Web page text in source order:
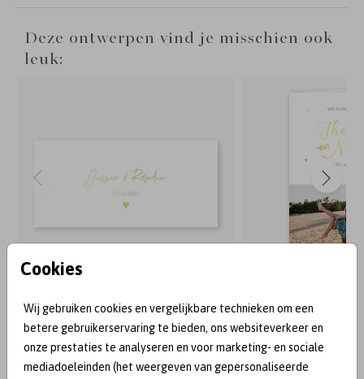
Cookies
Wij gebruiken cookies en vergelijkbare technieken om een
betere gebruikerservaring te bieden, ons websiteverkeer en
onze prestaties te analyseren en voor marketing- en sociale
mediadoeleinden (het weergeven van gepersonaliseerde
Deze ontwerpen vind je misschien ook
leuk:
BEKEND VAN: